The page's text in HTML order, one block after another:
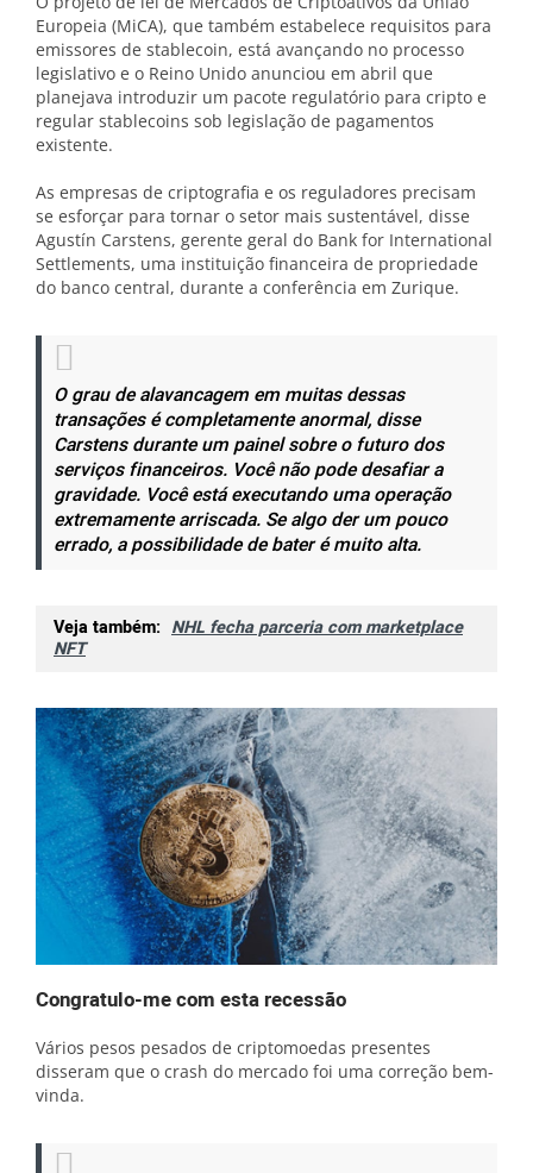
Europeia (MiCA), que também estabelece requisitos para
emissores de stablecoin, está avançando no processo
legislativo e o Reino Unido anunciou em abril que
planejava introduzir um pacote regulatório para cripto e
regular stablecoins sob legislação de pagamentos
existente.
As empresas de criptografia e os reguladores precisam
se esforçar para tornar o setor mais sustentável, disse
Agustín Carstens, gerente geral do Bank for International
Settlements, uma instituição financeira de propriedade
do banco central, durante a conferência em Zurique.
O grau de alavancagem em muitas dessas
transações é completamente anormal, disse
Carstens durante um painel sobre o futuro dos
serviços financeiros. Você não pode desafiar a
gravidade. Você está executando uma operação
extremamente arriscada. Se algo der um pouco
errado, a possibilidade de bater é muito alta.
Veja também: NHL fecha parceria com marketplace
NFT
Congratulo-me com esta recessão
Vários pesos pesados ​​de criptomoedas presentes
disseram que o crash do mercado foi uma correção bem-
vinda.